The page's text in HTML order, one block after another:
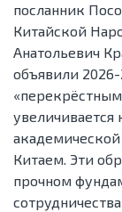
посланник
Китайской
Анатольевич
объявили
увеличивается
Китаем. Эти
прочном